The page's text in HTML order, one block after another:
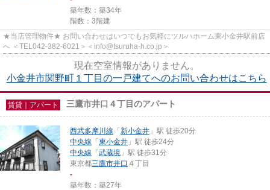
築年数：築34年
階数：3階建
★当店管理物件★ お問い合わせはいつでもお気軽にツルハホーム東小金井駅前店
へ ＜TEL042-382-6021＞＜info@tsuruha-h.co.jp＞
現在空室情報がありません。
小金井市関野町１丁目の一戸建てへのお問い合わせはこちら
賃貸｜アパート 三鷹市井口４丁目のアパート
西武多摩川線 「 新小金井 」駅 徒歩20分
中央線 「 東小金井 」駅 徒歩24分
中央線 「 武蔵境 」駅 徒歩31分
東京都三鷹市井口 ４丁目
-
築年数：築27年